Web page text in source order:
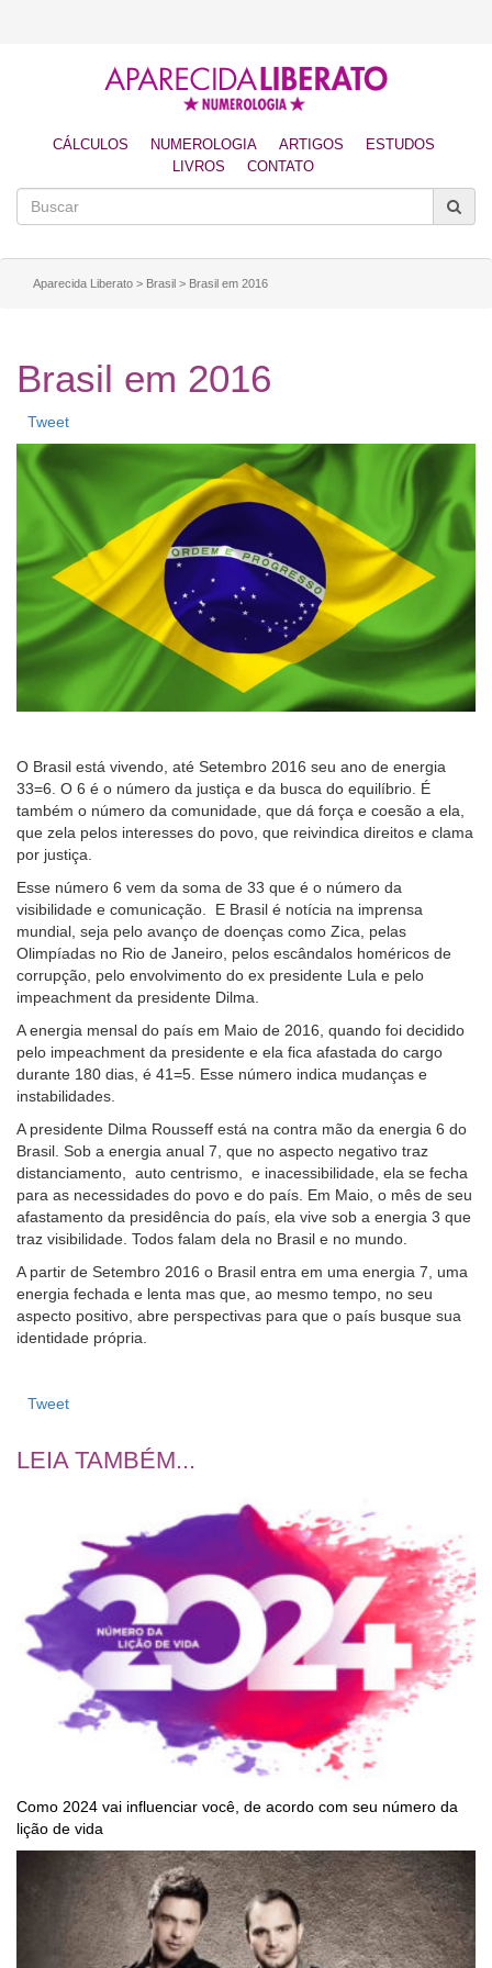
CÁLCULOS NUMEROLOGIA ARTIGOS
ESTUDOS
LIVROS
CONTATO
Aparecida Liberato > Brasil > Brasil em 2016
Brasil em 2016
Tweet
O Brasil está vivendo, até Setembro 2016 seu ano de energia
33=6. O 6 é o número da justiça e da busca do equilíbrio. É
também o número da comunidade, que dá força e coesão a ela,
que zela pelos interesses do povo, que reivindica direitos e clama
por justiça.
Esse número 6 vem da soma de 33 que é o número da
visibilidade e comunicação. E Brasil é notícia na imprensa
mundial, seja pelo avanço de doenças como Zica, pelas
Olimpíadas no Rio de Janeiro, pelos escândalos homéricos de
corrupção, pelo envolvimento do ex presidente Lula e pelo
impeachment da presidente Dilma.
A energia mensal do país em Maio de 2016, quando foi decidido
pelo impeachment da presidente e ela fica afastada do cargo
durante 180 dias, é 41=5. Esse número indica mudanças e
instabilidades.
A presidente Dilma Rousseff está na contra mão da energia 6 do
Brasil. Sob a energia anual 7, que no aspecto negativo traz
distanciamento, auto centrismo, e inacessibilidade, ela se fecha
para as necessidades do povo e do país. Em Maio, o mês de seu
afastamento da presidência do país, ela vive sob a energia 3 que
traz visibilidade. Todos falam dela no Brasil e no mundo.
A partir de Setembro 2016 o Brasil entra em uma energia 7, uma
energia fechada e lenta mas que, ao mesmo tempo, no seu
aspecto positivo, abre perspectivas para que o país busque sua
identidade própria.
Tweet
LEIA TAMBÉM...
Como 2024 vai influenciar você, de acordo com seu número da
lição de vida